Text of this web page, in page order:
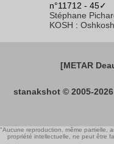
n°11712 - 45✓
Stéphane
KOSH :
[METAR
stanakshot © 2005-2026
"Aucune reproduction, même partielle,
propriété intellectuelle, ne peut être